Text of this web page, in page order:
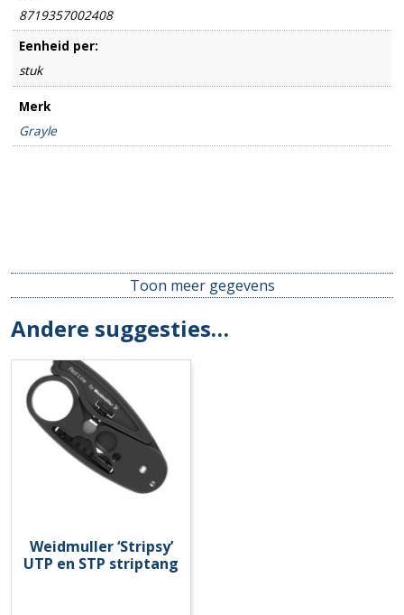
8719357002408
Eenheid per:
stuk
Merk
Grayle
Toon meer gegevens
Andere suggesties…
Weidmuller ‘Stripsy’
UTP en STP striptang